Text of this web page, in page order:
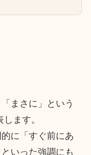
まさに」という
ます。
に「すぐ前にあ
いった強調にも